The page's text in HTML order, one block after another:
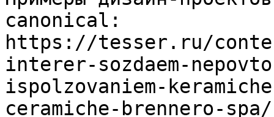
canonical:
https://tesser.ru/
interer-sozdaem-
ispolzovaniem-
ceramiche-brennero-spa/